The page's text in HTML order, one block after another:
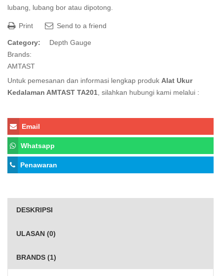
lubang, lubang bor atau dipotong.
Print Send to a friend
Category:
Depth Gauge
Brands:
AMTAST
Untuk pemesanan dan informasi lengkap produk Alat Ukur
Kedalaman AMTAST TA201 , silahkan hubungi kami melalui :
Email
Whatsapp
Penawaran
DESKRIPSI
ULASAN (0)
BRANDS (1)